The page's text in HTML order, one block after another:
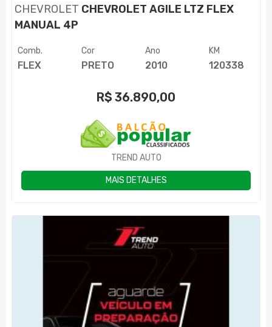
CHEVROLET CHEVROLET AGILE LTZ FLEX
MANUAL 4P
Comb.
FLEX
Cor
PRETO
Ano
2010
KM
120338
R$ 36.890,00
TREND AUTO
MAIS DETALHES